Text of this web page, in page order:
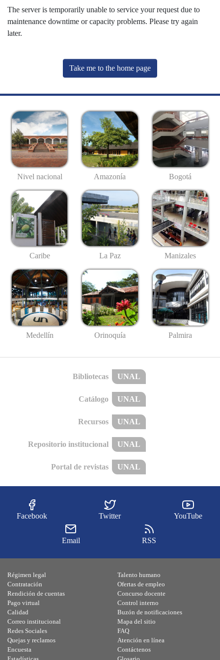
The server is temporarily unable to service your request due to
maintenance downtime or capacity problems. Please try again
later.
Take me to the home page
Nivel nacional Amazonía Bogotá
Caribe La Paz Manizales
Medellín Orinoquía Palmira
Bibliotecas UNAL
Catálogo UNAL
Recursos UNAL
Repositorio institucional UNAL
Portal de revistas UNAL
Facebook Twitter YouTube
Email RSS
Régimen legal
Contratación
Rendición de cuentas
Pago virtual
Calidad
Talento humano
Ofertas de empleo
Concurso docente
Control interno
Buzón de notificaciones
Correo institucional
Redes Sociales
Quejas y reclamos
Encuesta
Mapa del sitio
FAQ
Atención en línea
Contáctenos